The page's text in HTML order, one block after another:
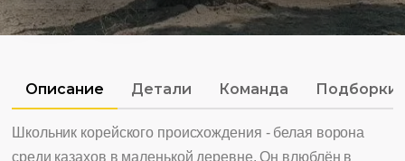
Описание Детали Команда Подборки
Школьник корейского происхождения - белая ворона
среди казахов в маленькой деревне. Он влюблён в